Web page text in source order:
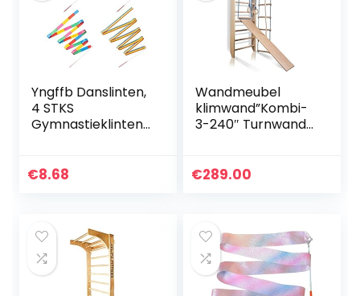
Yngffb Danslinten,
4 STKS
Gymnastieklinten,
Streamer
Met…
€8.68
Wandmeubel
klimwand”Kombi-
3-240″ Turnwand
klimrek hout –
€289.00